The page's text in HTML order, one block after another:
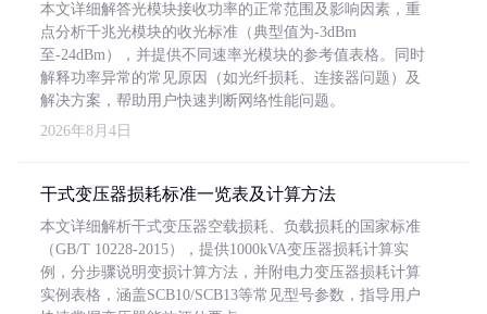
本文详细解答光模块接收功率的正常范围及影响因素，重
点分析千兆光模块的收光标准（典型值为-3dBm
至-24dBm），并提供不同速率光模块的参考值表格。同时
解释功率异常的常见原因（如光纤损耗、连接器问题）及
解决方案，帮助用户快速判断网络性能问题。
2026年8月4日
干式变压器损耗标准一览表及计算方法
本文详细解析干式变压器空载损耗、负载损耗的国家标准
（GB/T 10228-2015），提供1000kVA变压器损耗计算实
例，分步骤说明变损计算方法，并附电力变压器损耗计算
实例表格，涵盖SCB10/SCB13等常见型号参数，指导用户